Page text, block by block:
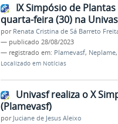
IX Simpósio de
quarta-feira (30) na
por Renata Cristina de Sá Barreto
— publicado 28/08/2023
— registrado em: Plamevasf, Neplame,
Localizado em Notícias
Univasf realiza o X
(Plamevasf)
por Juciane de Jesus Aleixo